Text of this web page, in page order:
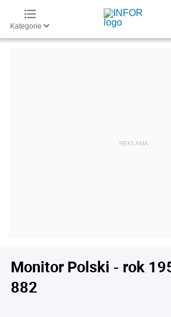
Kategorie
Monitor Polski - rok
882